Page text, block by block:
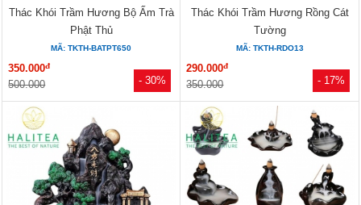
- 30%
Thác Khói Trầm Hương Bộ Ấm Trà
Phật Thủ
MÃ: TKTH-BATPT650
350.000đ
500.000 - 17%
Thác Khói Trầm Hương Rồng Cát
Tường
MÃ: TKTH-RDO13
290.000đ
350.000